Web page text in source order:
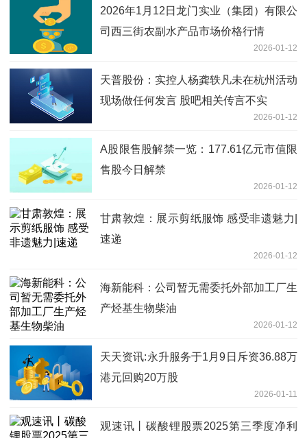
2026年1月12日龙门实业（集团）有限公
司西三街农副水产品市场价格行情
2026-01-12
天普股份：实控人杨龚轶凡未在杭州活动
现场做任何发言 股吧相关传言不实
2026-01-12
A股限售股解禁一览：177.61亿元市值限
售股今日解禁
2026-01-12
甘肃敦煌：展示剪纸服饰 感受非遗魅力|
速递
2026-01-12
海新能科：公司暂无需委托外部加工厂生
产烃基生物柴油
2026-01-12
天天资讯:永升服务于1月9日斥资36.88万
港元回购20万股
2026-01-11
观速讯丨碳酸锂股票2025第三季度净利